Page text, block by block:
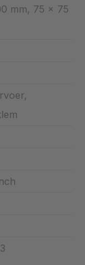
mm, 75 x 75